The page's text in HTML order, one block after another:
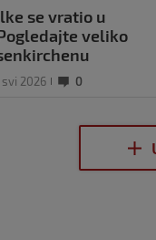
se vratio u
veliko
svi 2026 0